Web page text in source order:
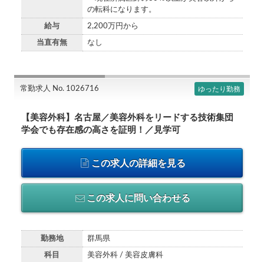
の転科になります。
給与 2,200万円から
当直有無 なし
常勤求人 No. 1026716 ゆったり勤務
【美容外科】名古屋／美容外科をリードする技術集団
学会でも存在感の高さを証明！／見学可
この求人の詳細を見る
この求人に問い合わせる
勤務地 群馬県
科目 美容外科 / 美容皮膚科